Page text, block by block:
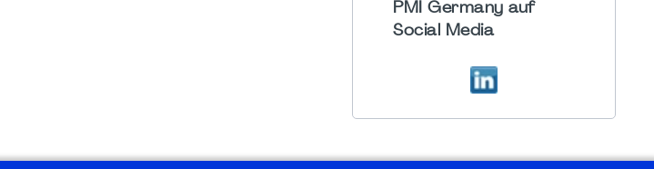
PMI Germany auf
Social Media